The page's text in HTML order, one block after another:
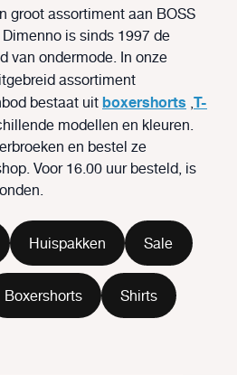
groot assortiment aan BOSS
is sinds 1997 de
van ondermode. In onze
assortiment
bestaat uitboxershorts ,T-
modellen en kleuren.
en bestel ze
Voor 16.00 uur besteld, is
Huispakken Sale
Boxershorts Shirts